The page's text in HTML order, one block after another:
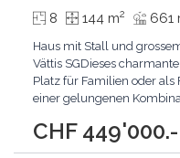
CHF 449'000.-
8 144 m2 661
Haus mit Stall und
Vättis SGDieses
Platz für Familien oder als
einer gelungenen
hell und freundlich, und
mit etwas Renovation